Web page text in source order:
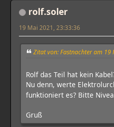
rolf.soler
19 Mai 2021, 23:33:36
Zitat von: Fastnachter am 19
Rolf das Teil hat kein
Nu denn, werte
funktioniert es? Bitte
Gruß